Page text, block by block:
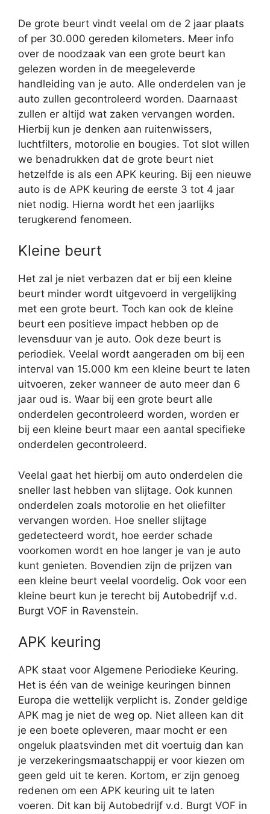
De grote beurt vindt veelal om de 2 jaar plaats
of per 30.000 gereden kilometers. Meer info
over de noodzaak van een grote beurt kan
gelezen worden in de meegeleverde
handleiding van je auto. Alle onderdelen van je
auto zullen gecontroleerd worden. Daarnaast
zullen er altijd wat zaken vervangen worden.
Hierbij kun je denken aan ruitenwissers,
luchtfilters, motorolie en bougies. Tot slot willen
we benadrukken dat de grote beurt niet
hetzelfde is als een APK keuring. Bij een nieuwe
auto is de APK keuring de eerste 3 tot 4 jaar
niet nodig. Hierna wordt het een jaarlijks
terugkerend fenomeen.
Kleine beurt
Het zal je niet verbazen dat er bij een kleine
beurt minder wordt uitgevoerd in vergelijking
met een grote beurt. Toch kan ook de kleine
beurt een positieve impact hebben op de
levensduur van je auto. Ook deze beurt is
periodiek. Veelal wordt aangeraden om bij een
interval van 15.000 km een kleine beurt te laten
uitvoeren, zeker wanneer de auto meer dan 6
jaar oud is. Waar bij een grote beurt alle
onderdelen gecontroleerd worden, worden er
bij een kleine beurt maar een aantal specifieke
onderdelen gecontroleerd.
Veelal gaat het hierbij om auto onderdelen die
sneller last hebben van slijtage. Ook kunnen
onderdelen zoals motorolie en het oliefilter
vervangen worden. Hoe sneller slijtage
gedetecteerd wordt, hoe eerder schade
voorkomen wordt en hoe langer je van je auto
kunt genieten. Bovendien zijn de prijzen van
een kleine beurt veelal voordelig. Ook voor een
kleine beurt kun je terecht bij Autobedrijf v.d.
Burgt VOF in Ravenstein.
APK keuring
APK staat voor Algemene Periodieke Keuring.
Het is één van de weinige keuringen binnen
Europa die wettelijk verplicht is. Zonder geldige
APK mag je niet de weg op. Niet alleen kan dit
je een boete opleveren, maar mocht er een
ongeluk plaatsvinden met dit voertuig dan kan
je verzekeringsmaatschappij er voor kiezen om
geen geld uit te keren. Kortom, er zijn genoeg
redenen om een APK keuring uit te laten
voeren. Dit kan bij Autobedrijf v.d. Burgt VOF in